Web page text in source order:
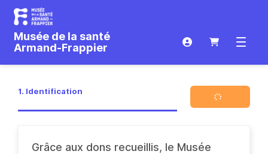
Musée de la santé
Armand-Frappier
Connexion Ouvrir
1. Identification
Grâce aux dons recueillis, le Musée